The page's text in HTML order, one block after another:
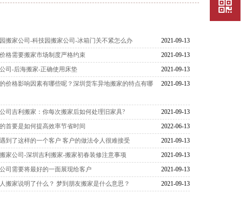
2021-09-13
搬家公司-科技园搬家公司-冰箱门关不紧怎么办
2021-09-13
格需要搬家市场制度严格约束
2021-09-13
司-后海搬家-正确使用床垫
2021-09-13
价格影响因素有哪些呢？深圳货车异地搬家的特点有哪
2021-09-13
司吉利搬家：你每次搬家后如何处理旧家具?
2022-06-13
首要是如何提高效率节省时间
2021-09-13
到了这样的一个客户 客户的做法令人很难接受
2021-09-13
家公司-深圳吉利搬家-搬家初春装修注意事项
2021-09-13
司需要将最好的一面展现给客户
2021-09-13
搬家说明了什么？ 梦到朋友搬家是什么意思？